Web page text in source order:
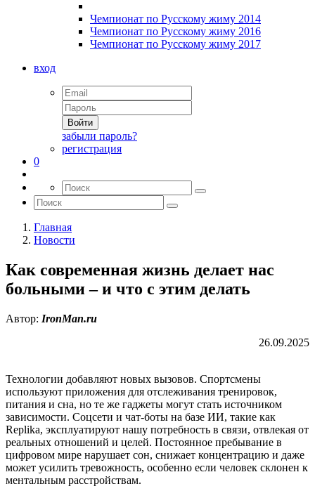
Чемпионат по Русскому жиму 2014
Чемпионат по Русскому жиму 2016
Чемпионат по Русскому жиму 2017
вход
Войти
забыли пароль?
регистрация
0
Главная
Новости
Как современная жизнь делает нас
больными – и что с этим делать
Автор: IronMan.ru
26.09.2025
Технологии добавляют новых вызовов. Спортсмены
используют приложения для отслеживания тренировок,
питания и сна, но те же гаджеты могут стать источником
зависимости. Соцсети и чат-боты на базе ИИ, такие как
Replika, эксплуатируют нашу потребность в связи, отвлекая от
реальных отношений и целей. Постоянное пребывание в
цифровом мире нарушает сон, снижает концентрацию и даже
может усилить тревожность, особенно если человек склонен к
ментальным расстройствам.